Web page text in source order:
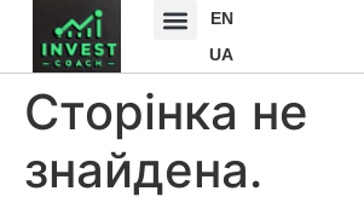
EN
UA
Сторінка не
знайдена.